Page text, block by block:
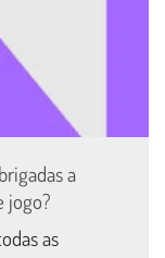
a
jogo?
as